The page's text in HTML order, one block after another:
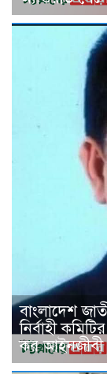
বাংলাদেশ
নির্বাহী
কর